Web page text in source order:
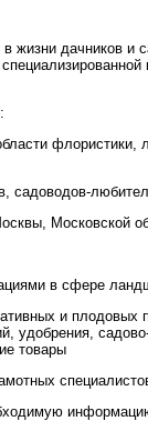
в жизни дачников
флористики,
садоводов-
Московской
в сфере
и плодовых
удобрения,
товары